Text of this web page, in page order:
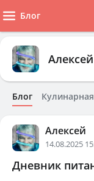
Блог
Алексей
Блог
Алексей
14.08.2025
Дневник